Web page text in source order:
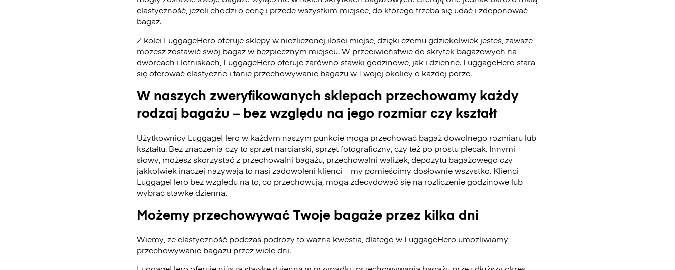
elastyczność, jeżeli chodzi o cenę i przede wszystkim miejsce, do którego trzeba się udać i zdeponować
bagaż.
Z kolei LuggageHero oferuje sklepy w niezliczonej ilości miejsc, dzięki czemu gdziekolwiek jesteś, zawsze
możesz zostawić swój bagaż w bezpiecznym miejscu. W przeciwieństwie do skrytek bagażowych na
dworcach i lotniskach, LuggageHero oferuje zarówno stawki godzinowe, jak i dzienne. LuggageHero stara
się oferować elastyczne i tanie przechowywanie bagażu w Twojej okolicy o każdej porze.
W naszych zweryfikowanych sklepach przechowamy każdy
rodzaj bagażu – bez względu na jego rozmiar czy kształt
Użytkownicy LuggageHero w każdym naszym punkcie mogą przechować bagaż dowolnego rozmiaru lub
kształtu. Bez znaczenia czy to sprzęt narciarski, sprzęt fotograficzny, czy też po prostu plecak. Innymi
słowy, możesz skorzystać z przechowalni bagażu, przechowalni walizek, depozytu bagażowego czy
jakkolwiek inaczej nazywają to nasi zadowoleni klienci – my pomieścimy dosłownie wszystko. Klienci
LuggageHero bez względu na to, co przechowują, mogą zdecydować się na rozliczenie godzinowe lub
wybrać stawkę dzienną.
Możemy przechowywać Twoje bagaże przez kilka dni
Wiemy, że elastyczność podczas podróży to ważna kwestia, dlatego w LuggageHero umożliwiamy
przechowywanie bagażu przez wiele dni.